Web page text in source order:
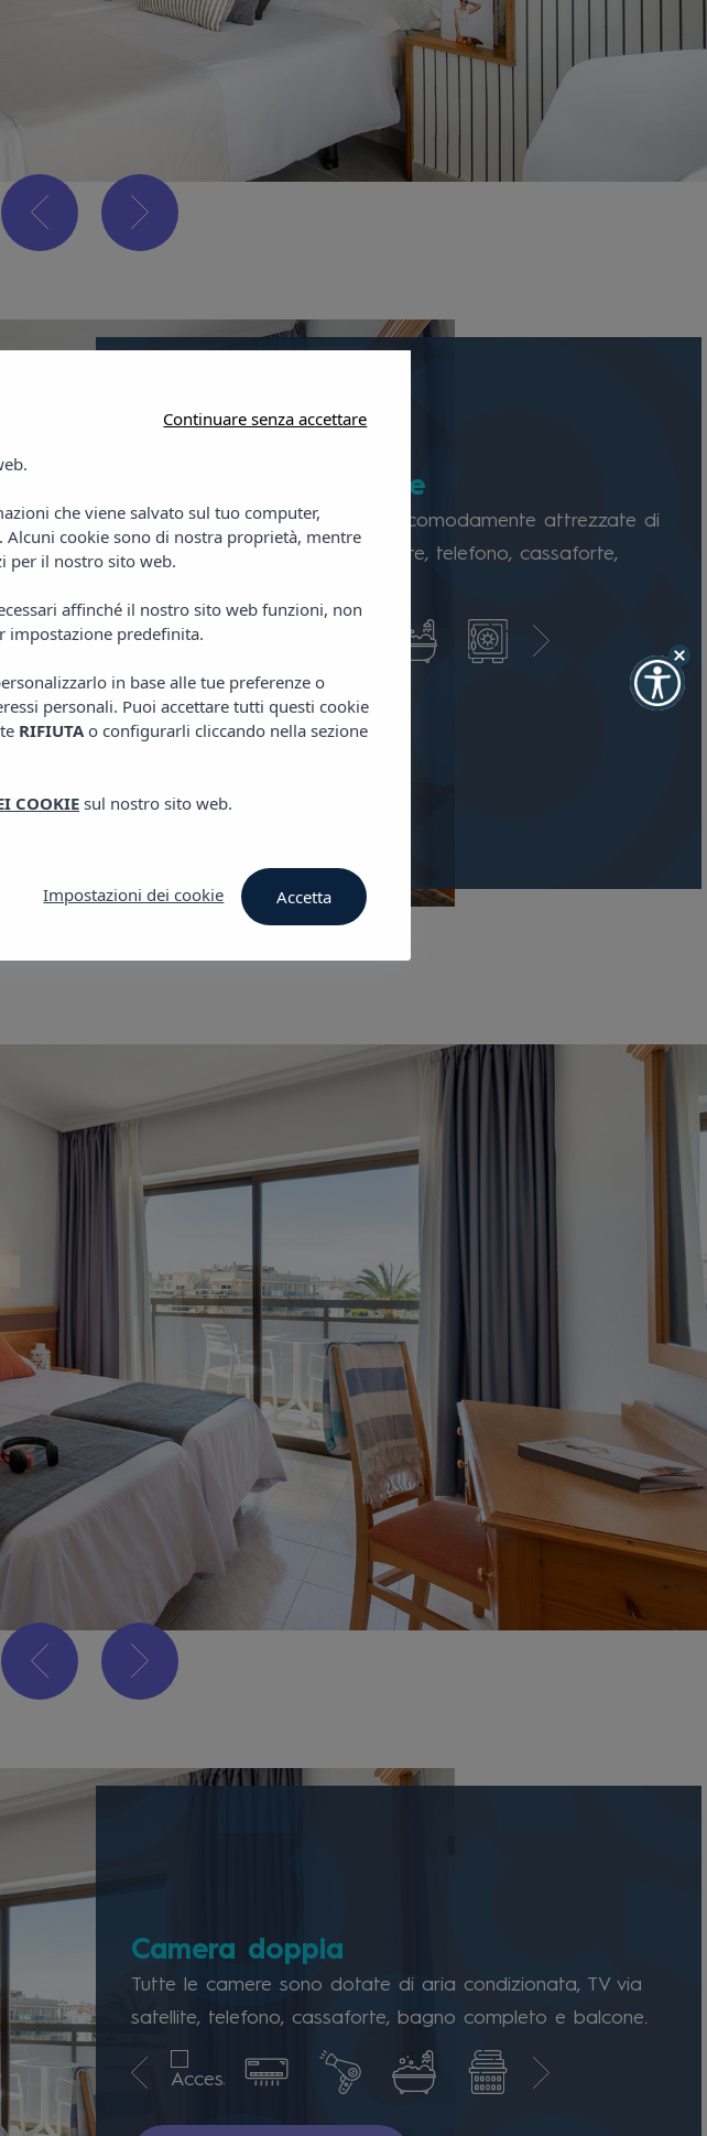
Camera matrimoniale
Le camere matrimoniale sono comodamente attrezzate di
aria condizionata, TV via satellite, telefono, cassaforte,
Vedi disponibilità
Camera doppia
Tutte le camere sono dotate di aria condizionata, TV via
satellite, telefono, cassaforte, bagno completo e balcone.
Continuare senza accettare
che viene salvato sul tuo computer,
cookie sono di nostra proprietà, mentre
per il nostro sito web.
affinché il nostro sito web funzioni, non
impostazione predefinita.
in base alle tue preferenze o
personali. Puoi accettare tutti questi cookie
RIFIUTAo configurarli cliccando nella sezione
COOKIEsul nostro sito web.
Impostazioni dei cookie Accetta